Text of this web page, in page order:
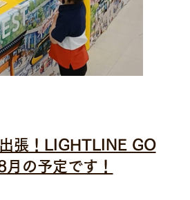
張！LIGHTLINE GO
の予定です！